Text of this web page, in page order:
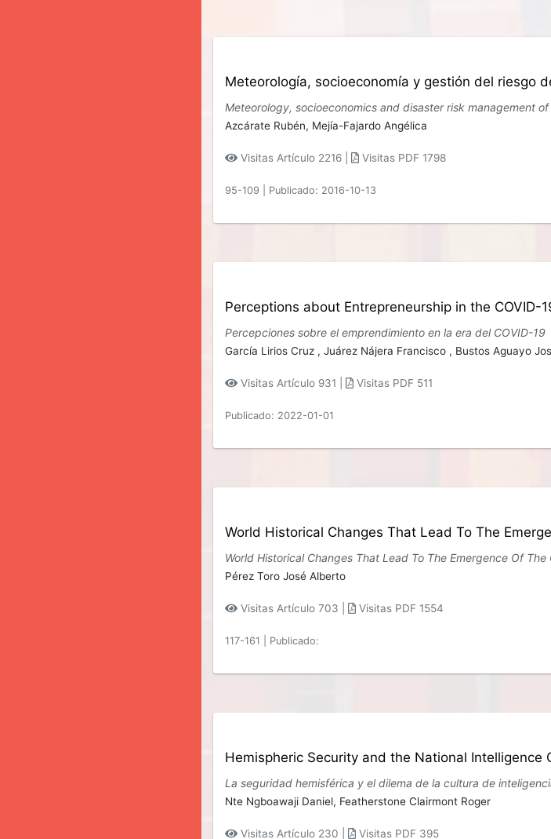
Meteorología, socioeconomía y gestión del riesgo
Meteorology, socioeconomics and disaster risk management
Azcárate Rubén, Mejía-Fajardo Angélica
Visitas Artículo 2216 | Visitas PDF 1798
95-109 Publicado: 2016-10-13
Perceptions about Entrepreneurship in the COVID-
Percepciones sobre el emprendimiento en la era del COVID-19
García Lirios Cruz ,Juárez Nájera Francisco , Bustos Aguayo
Visitas Artículo 931 | Visitas PDF 511
Publicado: 2022-01-01
World Historical Changes That Lead To The
World Historical Changes That Lead To The Emergence Of
Pérez Toro José Alberto
Visitas Artículo 703 | Visitas PDF 1554
117-161 Publicado:
Hemispheric Security and the National
La seguridad hemisférica y el dilema de la cultura de
Nte Ngboawaji Daniel, Featherstone Clairmont Roger
Visitas Artículo 230 | Visitas PDF 395